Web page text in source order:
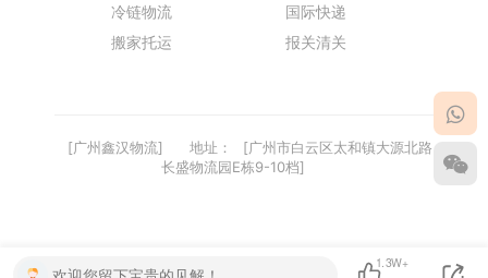
冷链物流
搬家托运
国际快递
报关清关
[广州鑫汉物流] 地址：
[广州市白云区太和镇大源北路
长盛物流园E栋9-10档]
1.3W+